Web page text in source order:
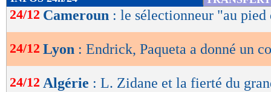
de
OK
24/12 Cameroun : le sélectionneur "au
24/12 Lyon : Endrick, Paqueta a donné un
24/12 Algérie : L. Zidane et la fierté du